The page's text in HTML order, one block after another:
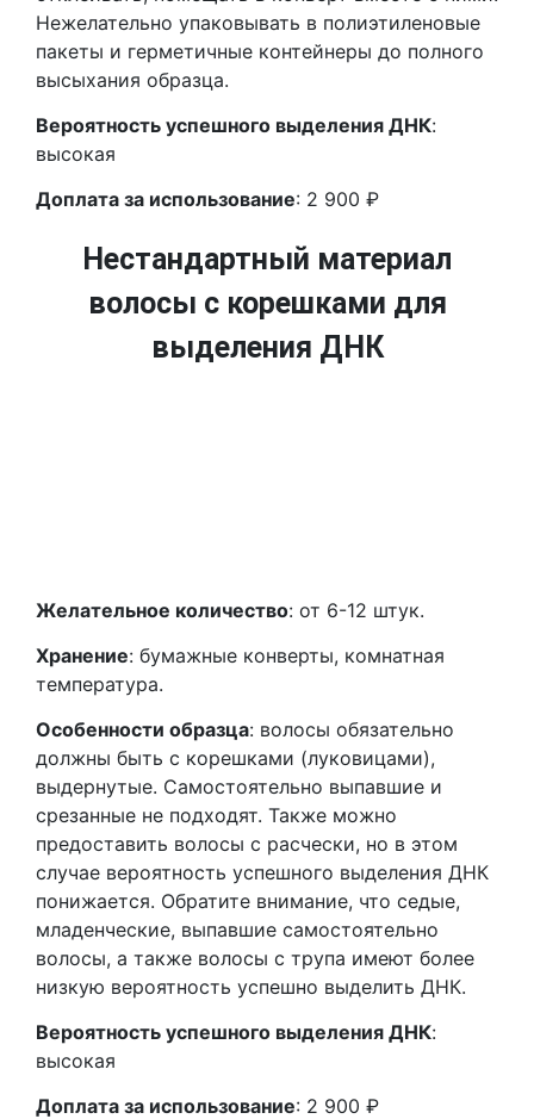
Нежелательно упаковывать в полиэтиленовые
пакеты и герметичные контейнеры до полного
высыхания образца.
Вероятность успешного выделения ДНК:
высокая
Доплата за использование: 2 900 ₽
Нестандартный материал
волосы с корешками для
выделения ДНК
Желательное количество: от 6-12 штук.
Хранение: бумажные конверты, комнатная
температура.
Особенности образца: волосы обязательно
должны быть с корешками (луковицами),
выдернутые. Самостоятельно выпавшие и
срезанные не подходят. Также можно
предоставить волосы с расчески, но в этом
случае вероятность успешного выделения ДНК
понижается. Обратите внимание, что седые,
младенческие, выпавшие самостоятельно
волосы, а также волосы с трупа имеют более
низкую вероятность успешно выделить ДНК.
Вероятность успешного выделения ДНК:
высокая
Доплата за использование: 2 900 ₽